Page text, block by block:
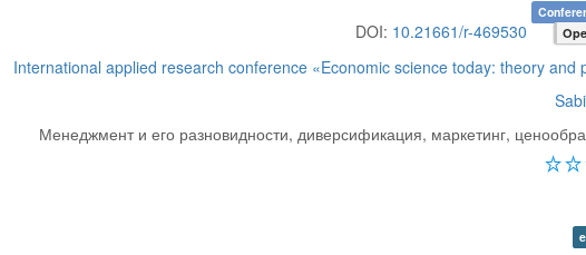
DOI: 10.21661/r-469530
International applied research conference «Economic science today: theory and
Менеджмент и его разновидности, диверсификация, маркетинг,